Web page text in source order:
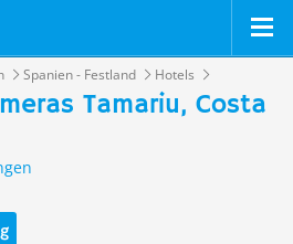
Spanien - Festland Hotels
Tamariu, Costa